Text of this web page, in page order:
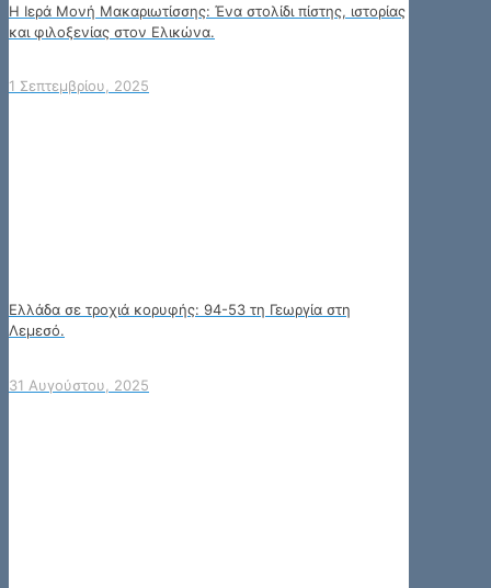
Η Ιερά Μονή Μακαριωτίσσης: Ένα στολίδι πίστης, ιστορίας
και φιλοξενίας στον Ελικώνα.
1 Σεπτεμβρίου, 2025
Ελλάδα σε τροχιά κορυφής: 94-53 τη Γεωργία στη
Λεμεσό.
31 Αυγούστου, 2025